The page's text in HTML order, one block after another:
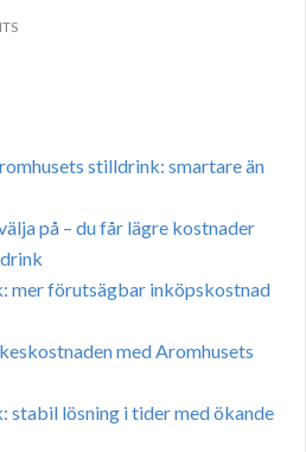
stilldrink: smartare än
på – du får lägre kostnader
mer förutsägbar inköpskostnad
med Aromhusets
stabil lösning i tider med ökande